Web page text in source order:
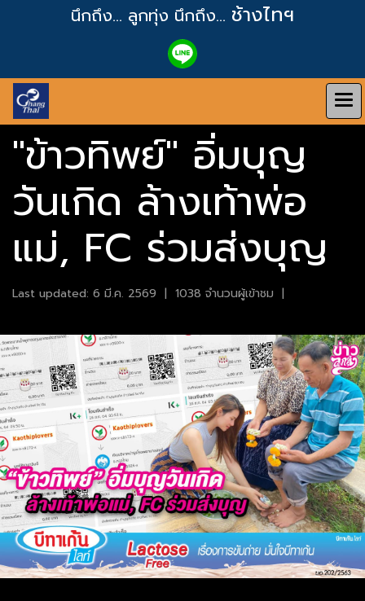
นึกถึง... ลูกทุ่ง นึกถึง... ช้างไทฯ
"ข้าวทิพย์" อิ่มบุญ
วันเกิด ล้างเท้าพ่อ
แม่, FC ร่วมส่งบุญ
Last updated: 6 มี.ค. 2569 | 1038 จำนวนผู้เข้าชม |